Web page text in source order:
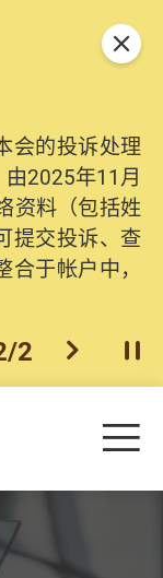
会的投诉处理
2025年11月
资料（包括姓
提交投诉、查
于帐户中，
个
/2 下一个开
关闭
目